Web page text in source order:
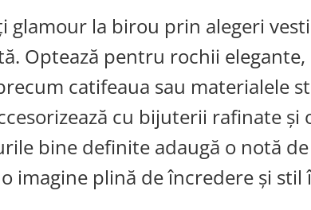
glamour la birou prin alegeri
Optează pentru rochii elegante,
catifeaua sau materialele
cu bijuterii rafinate și
bine definite adaugă o notă de
imagine plină de încredere și